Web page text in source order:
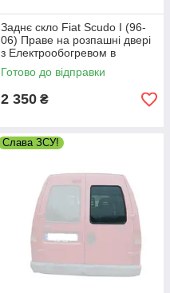
Заднє скло Fiat Scudo I (96-
06) Праве на розпашні двері
з Електрообогревом в
уплотнитель (Фіат Скудо I)
Готово до відправки
2 350 ₴
Слава ЗСУ!